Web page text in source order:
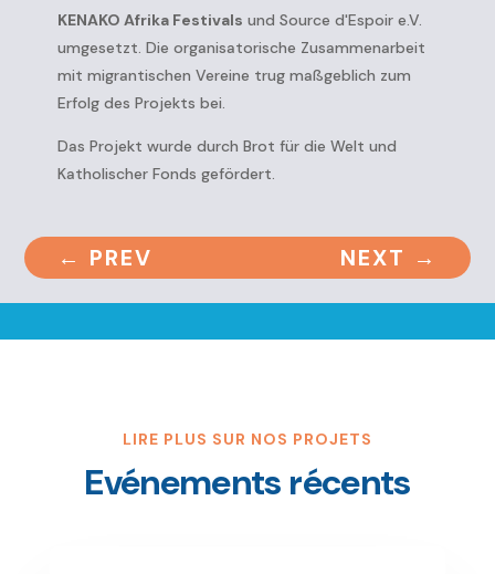
KENAKO Afrika Festivals und Source d'Espoir e.V.
umgesetzt. Die organisatorische Zusammenarbeit
mit migrantischen Vereine trug maßgeblich zum
Erfolg des Projekts bei.
Das Projekt wurde durch Brot für die Welt und
Katholischer Fonds gefördert.
← PREV NEXT →
LIRE PLUS SUR NOS PROJETS
Evénements récents